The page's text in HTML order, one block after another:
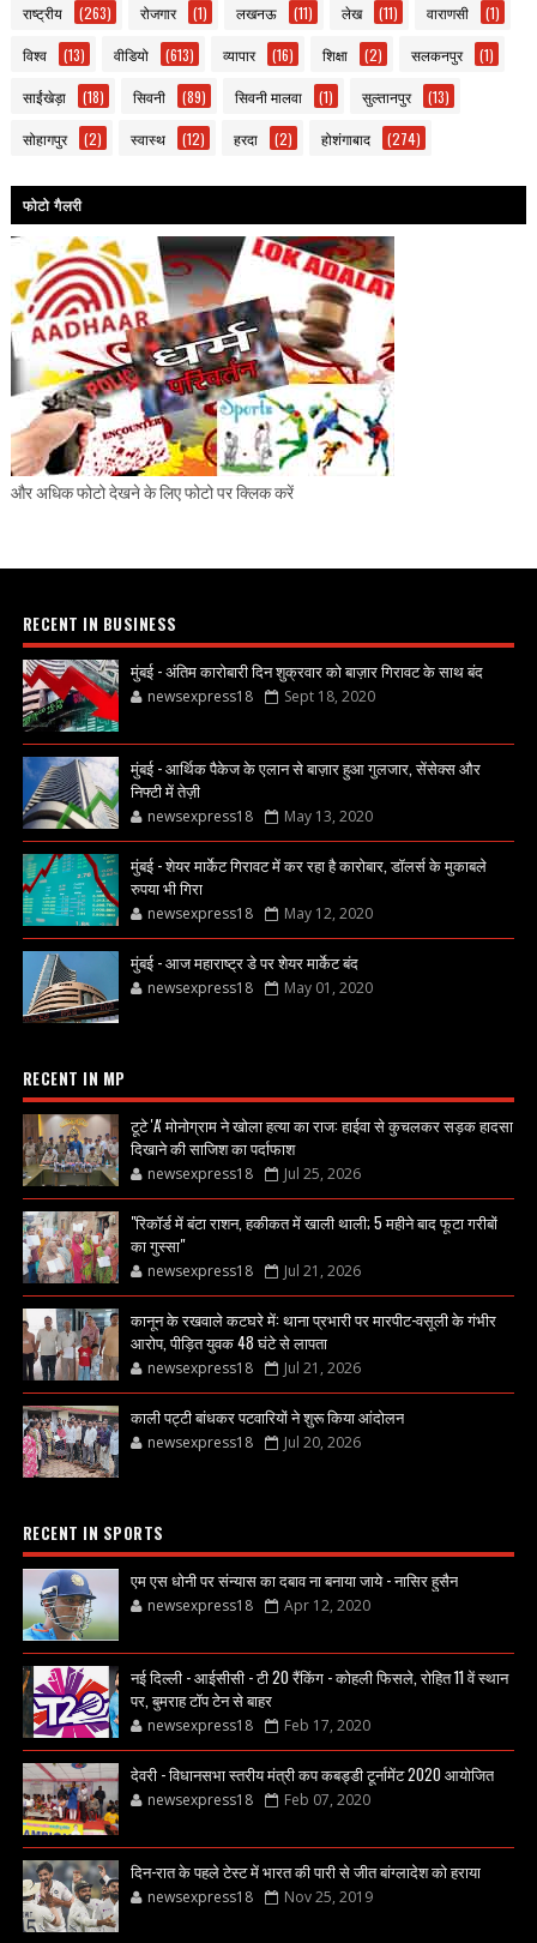
राष्ट्रीय (263) रोजगार (1) लखनऊ (11) लेख (11) वाराणसी (1)
विश्व (13) वीडियो (613) व्यापार (16) शिक्षा (2) सलकनपुर (1)
साईंखेड़ा (18) सिवनी (89) सिवनी मालवा (1) सुल्तानपुर (13)
सोहागपुर (2) स्वास्थ (12) हरदा (2) होशंगाबाद (274)
फोटो गैलरी
और अधिक फोटो देखने के लिए फोटो पर क्लिक करें
RECENT IN BUSINESS
मुंबई - अंतिम कारोबारी दिन शुक्रवार को बाज़ार गिरावट के साथ बंद
newsexpress18 Sept 18, 2020
मुंबई - आर्थिक पैकेज के एलान से बाज़ार हुआ गुलजार, सेंसेक्स और
निफ्टी में तेज़ी
newsexpress18 May 13, 2020
मुंबई - शेयर मार्केट गिरावट में कर रहा है कारोबार, डॉलर्स के मुकाबले
रुपया भी गिरा
newsexpress18 May 12, 2020
मुंबई - आज महाराष्ट्र डे पर शेयर मार्केट बंद
newsexpress18 May 01, 2020
RECENT IN MP
टूटे 'A' मोनोग्राम ने खोला हत्या का राज: हाईवा से कुचलकर सड़क हादसा
दिखाने की साजिश का पर्दाफाश
newsexpress18 Jul 25, 2026
"रिकॉर्ड में बंटा राशन, हकीकत में खाली थाली; 5 महीने बाद फूटा गरीबों
का गुस्सा"
newsexpress18 Jul 21, 2026
कानून के रखवाले कटघरे में: थाना प्रभारी पर मारपीट-वसूली के गंभीर
आरोप, पीड़ित युवक 48 घंटे से लापता
newsexpress18 Jul 21, 2026
काली पट्टी बांधकर पटवारियों ने शुरू किया आंदोलन
newsexpress18 Jul 20, 2026
RECENT IN SPORTS
एम एस धोनी पर संन्यास का दबाव ना बनाया जाये - नासिर हुसैन
newsexpress18 Apr 12, 2020
नई दिल्ली - आईसीसी - टी 20 रैंकिंग - कोहली फिसले, रोहित 11 वें स्थान
पर, बुमराह टॉप टेन से बाहर
newsexpress18 Feb 17, 2020
देवरी - विधानसभा स्तरीय मंत्री कप कबड्डी टूर्नामेंट 2020 आयोजित
newsexpress18 Feb 07, 2020
दिन-रात के पहले टेस्ट में भारत की पारी से जीत बांग्लादेश को हराया
newsexpress18 Nov 25, 2019